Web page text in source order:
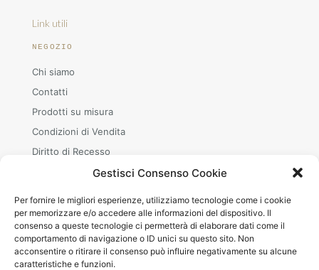
Gestisci Consenso Cookie
Per fornire le migliori esperienze, utilizziamo tecnologie come i cookie
per memorizzare e/o accedere alle informazioni del dispositivo. Il
consenso a queste tecnologie ci permetterà di elaborare dati come il
comportamento di navigazione o ID unici su questo sito. Non
acconsentire o ritirare il consenso può influire negativamente su alcune
caratteristiche e funzioni.
Link utili
NEGOZIO
Chi siamo
Contatti
Prodotti su misura
Condizioni di Vendita
Diritto di Recesso
ORARI
Mar–Sab
08.30–12.00 · 15.00–19.00
+39 380 240 8642 (WhatsApp)